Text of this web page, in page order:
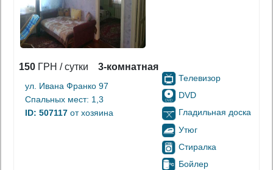
150 ГРН / сутки 3-комнатная
ул. Ивана Франко 97
Спальных мест: 1,3
ID: 507117 от хозяина
Телевизор
DVD
Гладильная доска
Утюг
Стиралка
Бойлер